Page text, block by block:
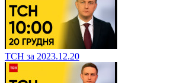
ТСН за 2023.12.20